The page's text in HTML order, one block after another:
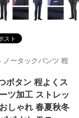
ノータックパンツ 程
ボタン 程よくス
ツ加工 ストレッ
しゃれ 春夏秋冬